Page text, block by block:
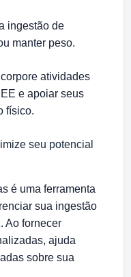
ingestão de
manter peso.
atividades
e apoiar seus
físico.
seu potencial
é uma ferramenta
sua ingestão
Ao fornecer
ajuda
sobre sua